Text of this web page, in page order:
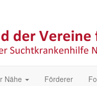
Nähe Förderer